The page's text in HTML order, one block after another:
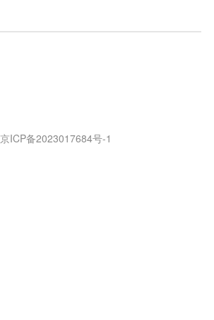
京ICP备2023017684号-1